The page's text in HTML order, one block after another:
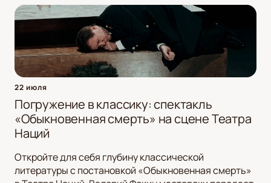
22 июля
Погружение в классику: спектакль
«Обыкновенная смерть» на сцене Театра
Наций
Откройте для себя глубину классической
литературы с постановкой «Обыкновенная смерть»